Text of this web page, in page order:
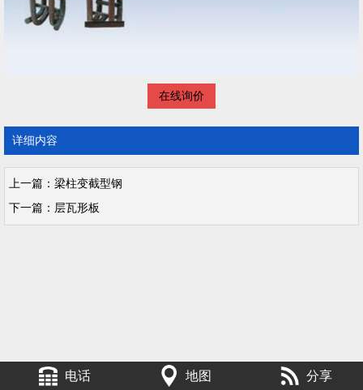
在线询价
详细内容
上一篇： 梁柱变截型钢
下一篇： 层瓦形板
电话 地图 分享